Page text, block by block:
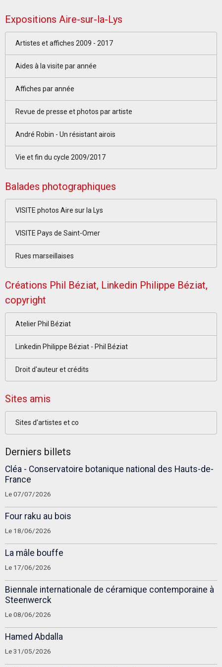
Expositions Aire-sur-la-Lys
Artistes et affiches 2009 - 2017
Aides à la visite par année
Affiches par année
Revue de presse et photos par artiste
André Robin - Un résistant airois
Vie et fin du cycle 2009/2017
Balades photographiques
VISITE photos Aire sur la Lys
VISITE Pays de Saint-Omer
Rues marseillaises
Créations Phil Béziat, Linkedin Philippe Béziat,
copyright
Atelier Phil Béziat
Linkedin Philippe Béziat - Phil Béziat
Droit d'auteur et crédits
Sites amis
Sites d'artistes et co
Derniers billets
Cléa - Conservatoire botanique national des Hauts-de-
France
Le 07/07/2026
Four raku au bois
Le 18/06/2026
La mâle bouffe
Le 17/06/2026
Biennale internationale de céramique contemporaine à
Steenwerck
Le 08/06/2026
Hamed Abdalla
Le 31/05/2026